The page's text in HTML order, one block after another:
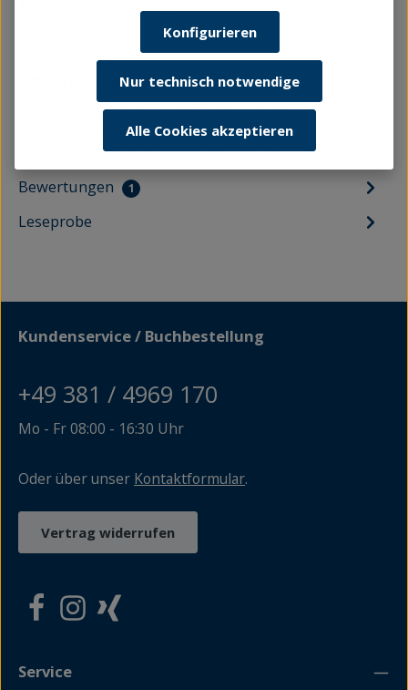
Beschreibung
Die erfolgreiche Geschäftsführerin eines großen
Schweriner Unternehmens ist spurlos
verschwunden. Alleinstehend und attrakti…
Bewertungen
1
Leseprobe
Kundenservice / Buchbestellung
+49 381 / 4969 170
Mo - Fr 08:00 - 16:30 Uhr
Oder über unser Kontaktformular.
Vertrag widerrufen
Service
Nur technisch notwendige
Konfigurieren
Alle Cookies akzeptieren